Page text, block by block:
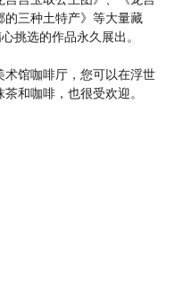
的三种土特产》等大量藏
挑选的作品永久展出。
术馆咖啡厅，您可以在浮世
和咖啡，也很受欢迎。